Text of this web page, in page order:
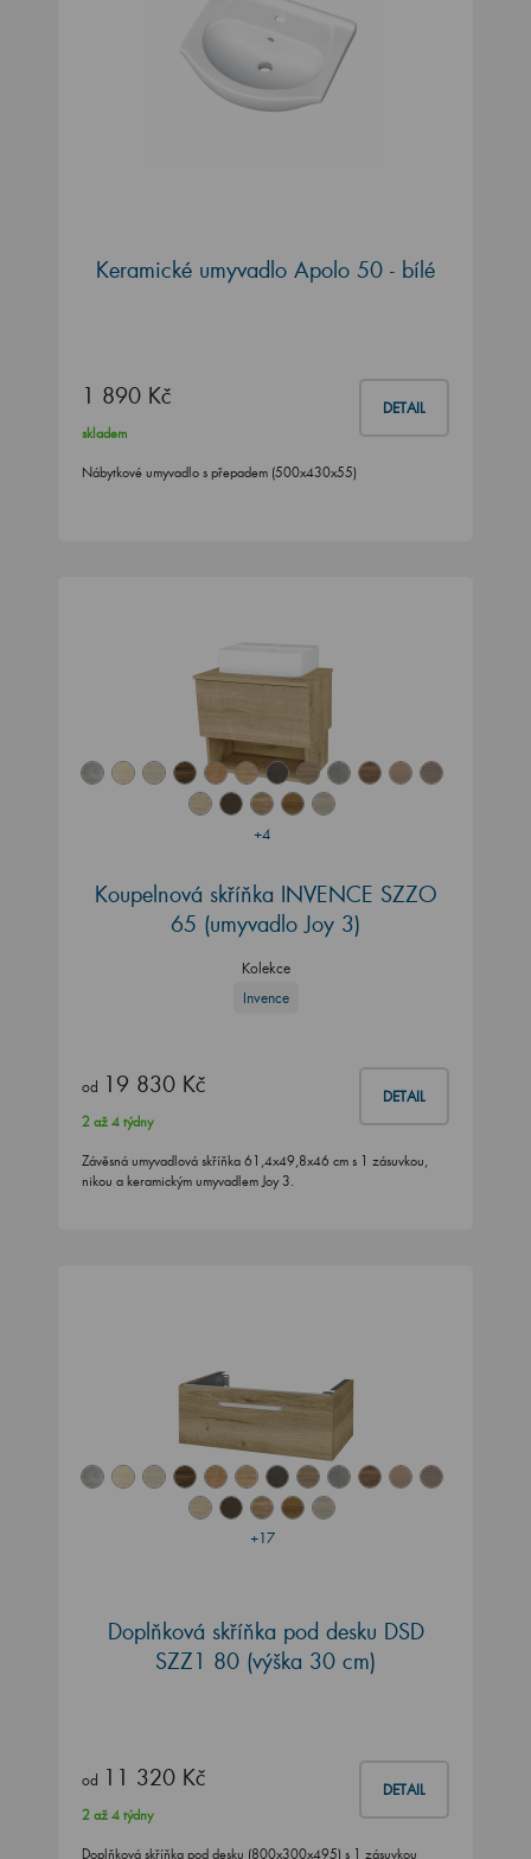
Keramické umyvadlo Apolo 50 - bílé
1 890 Kč DETAIL
skladem
Nábytkové umyvadlo s přepadem (500x430x55)
+4
Koupelnová skříňka INVENCE SZZO
65 (umyvadlo Joy 3)
Kolekce
Invence
od 19 830 Kč DETAIL
2 až 4 týdny
Závěsná umyvadlová skříňka 61,4x49,8x46 cm s 1 zásuvkou,
nikou a keramickým umyvadlem Joy 3.
+17
Doplňková skříňka pod desku DSD
SZZ1 80 (výška 30 cm)
od 11 320 Kč DETAIL
2 až 4 týdny
Doplňková skříňka pod desku (800x300x495) s 1 zásuvkou